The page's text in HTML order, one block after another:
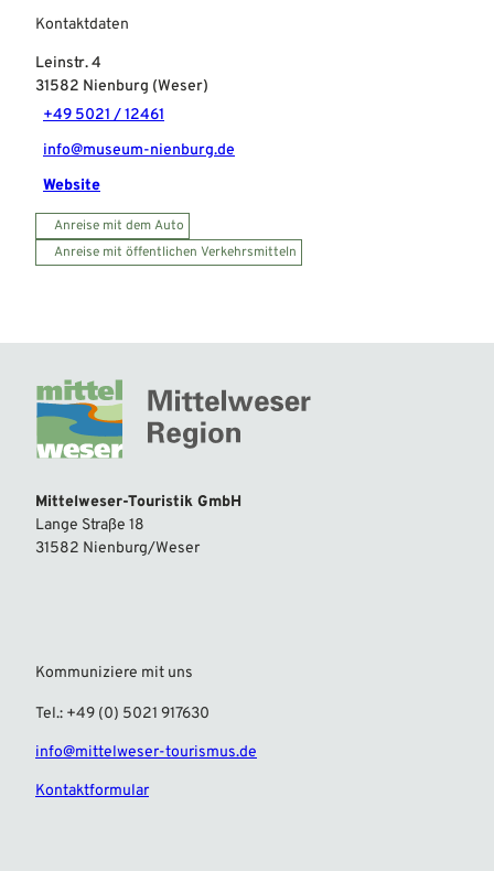
Kontaktdaten
Leinstr. 4
31582 Nienburg (Weser)
+49 5021 / 12461
info@museum-nienburg.de
Website
Anreise mit dem Auto
Anreise mit öffentlichen Verkehrsmitteln
Mittelweser-Touristik GmbH
Lange Straße 18
31582 Nienburg/Weser
Kommuniziere mit uns
Tel.: +49 (0) 5021 917630
info@mittelweser-tourismus.de
Kontaktformular